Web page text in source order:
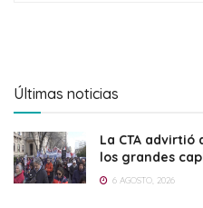
Últimas noticias
La CTA
los grandes
6 AGOSTO, 2026